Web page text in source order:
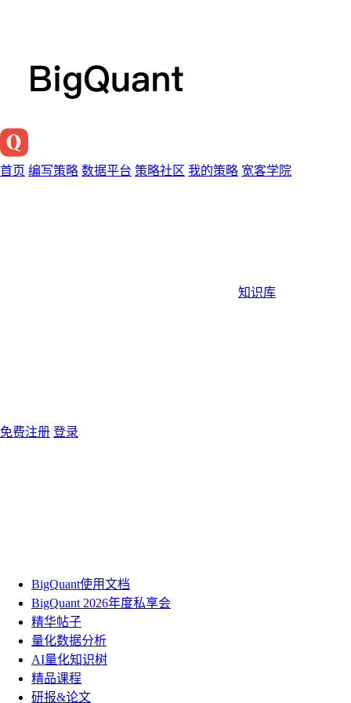
首页 编写策略 数据平台 策略社区 我的策略 宽客学院
知识库
免费注册 登录
BigQuant使用文档
BigQuant 2026年度私享会
精华帖子
量化数据分析
AI量化知识树
精品课程
研报&论文